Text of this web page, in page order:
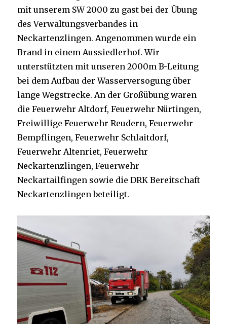
mit unserem SW 2000 zu gast bei der Übung
des Verwaltungsverbandes in
Neckartenzlingen. Angenommen wurde ein
Brand in einem Aussiedlerhof. Wir
unterstützten mit unseren 2000m B-Leitung
bei dem Aufbau der Wasserversogung über
lange Wegstrecke. An der Großübung waren
die Feuerwehr Altdorf, Feuerwehr Nürtingen,
Freiwillige Feuerwehr Reudern, Feuerwehr
Bempflingen, Feuerwehr Schlaitdorf,
Feuerwehr Altenriet, Feuerwehr
Neckartenzlingen, Feuerwehr
Neckartailfingen sowie die DRK Bereitschaft
Neckartenzlingen beteiligt.